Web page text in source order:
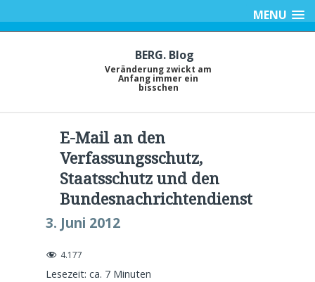
MENU
BERG. Blog
Veränderung zwickt am
Anfang immer ein
bisschen
E-Mail an den
Verfassungsschutz,
Staatsschutz und den
Bundesnachrichtendienst
3. Juni 2012
4.177
Lesezeit: ca. 7 Minuten